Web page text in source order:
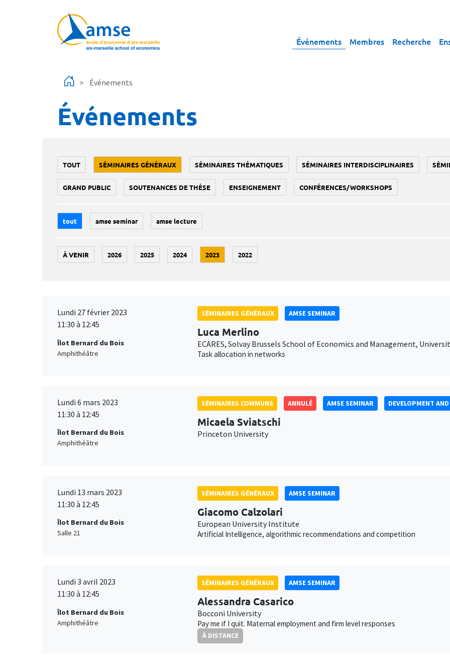
Événements Membres Recherche
Événements
Événements
TOUT SÉMINAIRES GÉNÉRAUX SÉMINAIRES THÉMATIQUES SÉMINAIRES INTERDISCIPLINAIRES
GRAND PUBLIC SOUTENANCES DE THÈSE ENSEIGNEMENT CONFÉRENCES/WORKSHOPS
tout amse seminar amse lecture
À VENIR 2026 2025 2024 2023 2022
Lundi 27 février 2023
11:30 à 12:45
Îlot Bernard du Bois
Amphithéâtre
SÉMINAIRES GÉNÉRAUX AMSE SEMINAR
Luca Merlino
ECARES, Solvay Brussels School of Economics and Management,
Task allocation in networks
Lundi 6 mars 2023
11:30 à 12:45
Îlot Bernard du Bois
Amphithéâtre
SÉMINAIRES COMMUNS ANNULÉ AMSE SEMINAR DEVELOPMENT
Micaela Sviatschi
Princeton University
Lundi 13 mars 2023
11:30 à 12:45
Îlot Bernard du Bois
Salle 21
SÉMINAIRES GÉNÉRAUX AMSE SEMINAR
Giacomo Calzolari
European University Institute
Artificial Intelligence, algorithmic recommendations and competition
Lundi 3 avril 2023
11:30 à 12:45
Îlot Bernard du Bois
Amphithéâtre
SÉMINAIRES GÉNÉRAUX AMSE SEMINAR
Alessandra Casarico
Bocconi University
Pay me if I quit. Maternal employment and firm level responses
À DISTANCE